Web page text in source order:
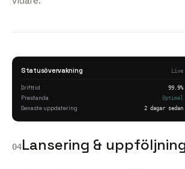
Statusövervakning Live
Drifttid 99.9%
Prestanda Optimal
Senaste uppdatering 2 dagar sedan
04Lansering &